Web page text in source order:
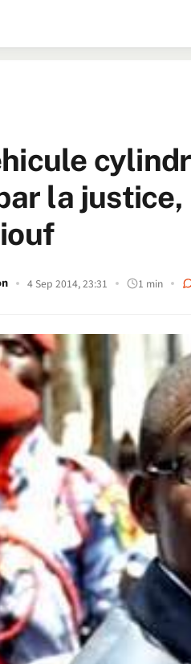
la
4 Sep 2014, 23:31 1 min